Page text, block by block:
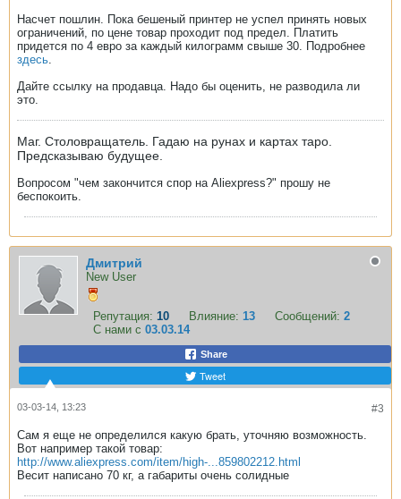
Насчет пошлин. Пока бешеный принтер не успел принять новых
ограничений, по цене товар проходит под предел. Платить
придется по 4 евро за каждый килограмм свыше 30. Подробнее
здесь.
Дайте ссылку на продавца. Надо бы оценить, не разводила ли
это.
Маг. Столовращатель. Гадаю на рунах и картах таро.
Предсказываю будущее.
Вопросом "чем закончится спор на Aliexpress?" прошу не
беспокоить.
Дмитрий
New User
Репутация: 10 Влияние: 13 Сообщений: 2
С нами с 03.03.14
Share
Tweet
#3
03-03-14, 13:23
Сам я еще не определился какую брать, уточняю возможность.
Вот например такой товар:
http://www.aliexpress.com/item/high-...859802212.html
Весит написано 70 кг, а габариты очень солидные